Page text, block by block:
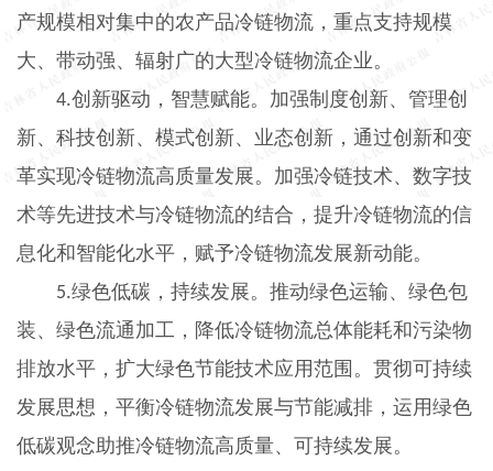
产规模相对集中的农产品冷链物流，重点支持规模
大、带动强、辐射广的大型冷链物流企业。
4.创新驱动，智慧赋能。加强制度创新、管理创
新、科技创新、模式创新、业态创新，通过创新和变
革实现冷链物流高质量发展。加强冷链技术、数字技
术等先进技术与冷链物流的结合，提升冷链物流的信
息化和智能化水平，赋予冷链物流发展新动能。
5.绿色低碳，持续发展。推动绿色运输、绿色包
装、绿色流通加工，降低冷链物流总体能耗和污染物
排放水平，扩大绿色节能技术应用范围。贯彻可持续
发展思想，平衡冷链物流发展与节能减排，运用绿色
低碳观念助推冷链物流高质量、可持续发展。